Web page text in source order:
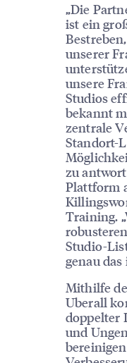
„Die
ist ein
unserer
unsere
Studios
bekannt
zentrale
Standort-
zu
Plattform
Training.
Studio-
genau
Mithilfe
Uberall
doppelter
und